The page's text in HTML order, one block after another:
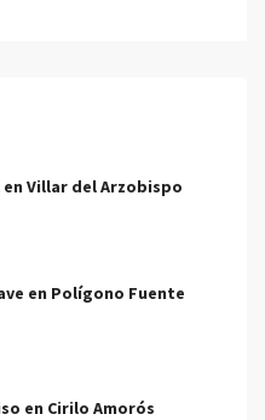
Villar del Arzobispo
en Polígono Fuente
en Cirilo Amorós